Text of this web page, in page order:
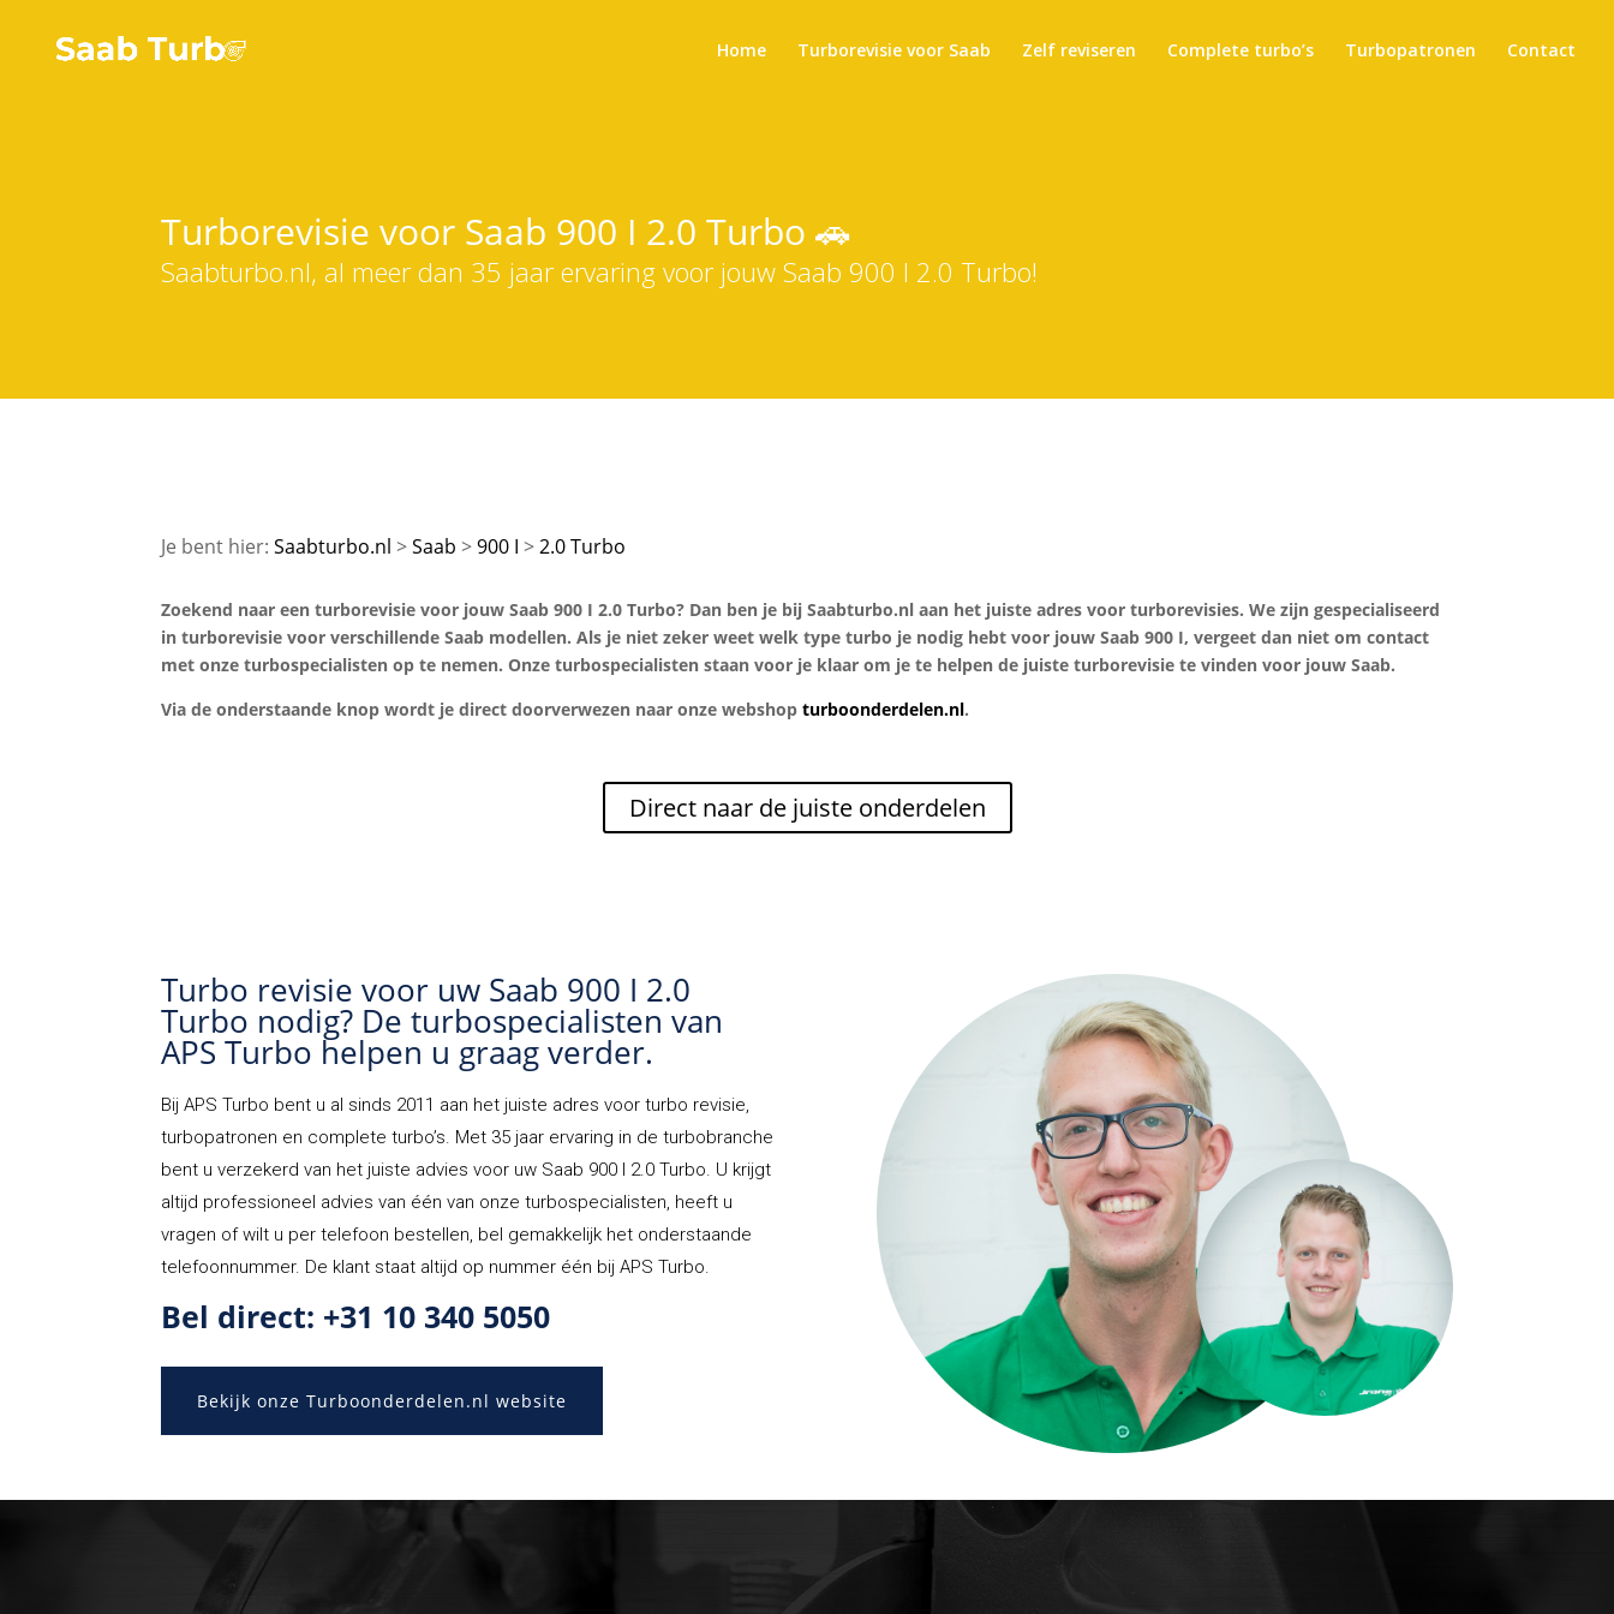
Home Turborevisie voor Saab Zelf reviseren Complete turbo’s Turbopatronen Contact
Turborevisie voor Saab 900 I 2.0 Turbo 🚗
Saabturbo.nl, al meer dan 35 jaar ervaring voor jouw Saab 900 I 2.0 Turbo!
Saabturbo.nl Saab 900 I 2.0 Turbo
Zoekend naar een turborevisie voor jouw Saab 900 I 2.0 Turbo? Dan ben je bij Saabturbo.nl aan het juiste adres voor turborevisies. We zijn gespecialiseerd
in turborevisie voor verschillende Saab modellen. Als je niet zeker weet welk type turbo je nodig hebt voor jouw Saab 900 I, vergeet dan niet om contact
met onze turbospecialisten op te nemen. Onze turbospecialisten staan voor je klaar om je te helpen de juiste turborevisie te vinden voor jouw Saab.
Via de onderstaande knop wordt je direct doorverwezen naar onze webshopturboonderdelen.nl.
Direct naar de juiste onderdelen
Turbo revisie voor uw Saab 900 I 2.0
Turbo nodig? De turbospecialisten van
APS Turbo helpen u graag verder.
BijAPS Turbo bent u al sinds 2011 aan het juiste adres voor turbo revisie,
turbopatronen en complete turbo’s. Met 35 jaar ervaring in de turbobranche
bent u verzekerd van het juiste advies voor uw Saab 900 I 2.0 Turbo. U krijgt
altijd professioneel advies van één van onze turbospecialisten, heeft u
vragen of wilt u per telefoon bestellen, bel gemakkelijk het onderstaande
telefoonnummer. De klant staat altijd op nummer één bij APS Turbo.
Bel direct: +31 10 340 5050
Bekijk onze Turboonderdelen.nl website